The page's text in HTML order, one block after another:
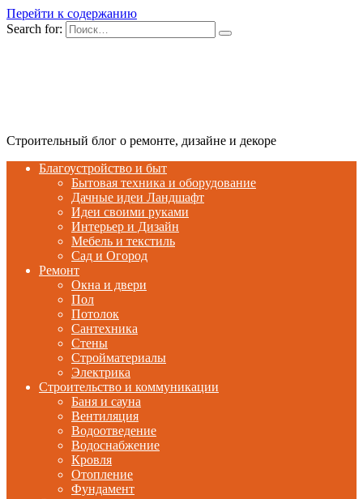
Перейти к содержанию
Search for:
Строительный блог о ремонте, дизайне и декоре
Благоустройство и быт
Бытовая техника и оборудование
Дачные идеи Ландшафт
Идеи своими руками
Интерьер и Дизайн
Мебель и текстиль
Сад и Огород
Ремонт
Окна и двери
Пол
Потолок
Сантехника
Стены
Стройматериалы
Электрика
Строительство и коммуникации
Баня и сауна
Вентиляция
Водоотведение
Водоснабжение
Кровля
Отопление
Фундамент